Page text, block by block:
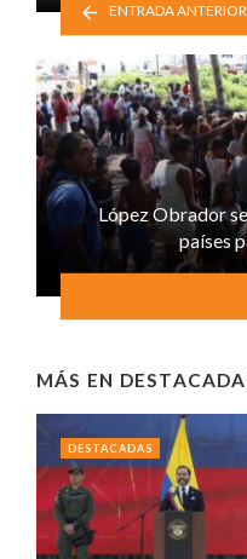
ENTRADA ANTERIOR
López Obrador
países
MÁS EN
DESTACADAS